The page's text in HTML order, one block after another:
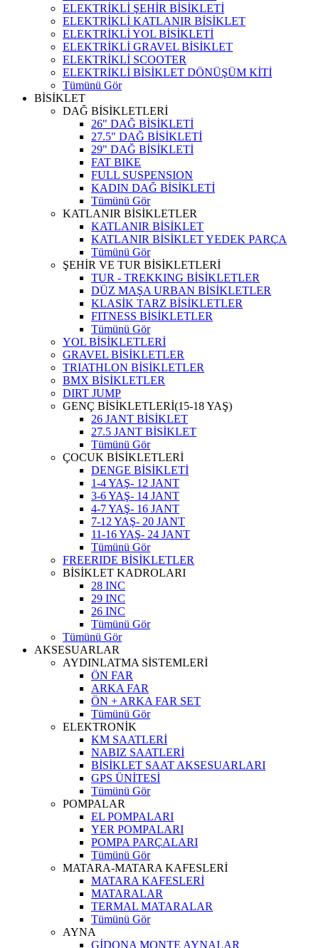
ELEKTRİKLİ ŞEHİR BİSİKLETİ
ELEKTRİKLİ KATLANIR BİSİKLET
ELEKTRİKLİ YOL BİSİKLETİ
ELEKTRİKLİ GRAVEL BİSİKLET
ELEKTRİKLİ SCOOTER
ELEKTRİKLİ BİSİKLET DÖNÜŞÜM KİTİ
Tümünü Gör
BİSİKLET
DAĞ BİSİKLETLERİ
26" DAĞ BİSİKLETİ
27.5" DAĞ BİSİKLETİ
29" DAĞ BİSİKLETİ
FAT BIKE
FULL SUSPENSION
KADIN DAĞ BİSİKLETİ
Tümünü Gör
KATLANIR BİSİKLETLER
KATLANIR BİSİKLET
KATLANIR BİSİKLET YEDEK PARÇA
Tümünü Gör
ŞEHİR VE TUR BİSİKLETLERİ
TUR - TREKKING BİSİKLETLER
DÜZ MAŞA URBAN BİSİKLETLER
KLASİK TARZ BİSİKLETLER
FITNESS BİSİKLETLER
Tümünü Gör
YOL BİSİKLETLERİ
GRAVEL BİSİKLETLER
TRIATHLON BİSİKLETLER
BMX BİSİKLETLER
DIRT JUMP
GENÇ BİSİKLETLERİ(15-18 YAŞ)
26 JANT BİSİKLET
27.5 JANT BİSİKLET
Tümünü Gör
ÇOCUK BİSİKLETLERİ
DENGE BİSİKLETİ
1-4 YAŞ- 12 JANT
3-6 YAŞ- 14 JANT
4-7 YAŞ- 16 JANT
7-12 YAŞ- 20 JANT
11-16 YAŞ- 24 JANT
Tümünü Gör
FREERIDE BİSİKLETLER
BİSİKLET KADROLARI
28 INC
29 INC
26 INC
Tümünü Gör
Tümünü Gör
AKSESUARLAR
AYDINLATMA SİSTEMLERİ
ÖN FAR
ARKA FAR
ÖN + ARKA FAR SET
Tümünü Gör
ELEKTRONİK
KM SAATLERİ
NABIZ SAATLERİ
BİSİKLET SAAT AKSESUARLARI
GPS ÜNİTESİ
Tümünü Gör
POMPALAR
EL POMPALARI
YER POMPALARI
POMPA PARÇALARI
Tümünü Gör
MATARA-MATARA KAFESLERİ
MATARA KAFESLERİ
MATARALAR
TERMAL MATARALAR
Tümünü Gör
AYNA
GİDONA MONTE AYNALAR